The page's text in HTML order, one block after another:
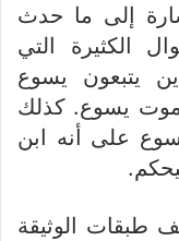
إلى ما حدث
الكثيرة التي
يتبعون يسوع
موت يسوع. كذلك
على أنه ابن
طبقات الوثيقة